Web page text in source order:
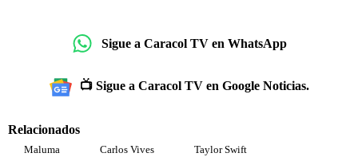
Sigue a Caracol TV en WhatsApp
📺 Sigue a Caracol TV en Google Noticias.
Relacionados
Maluma Carlos Vives Taylor Swift